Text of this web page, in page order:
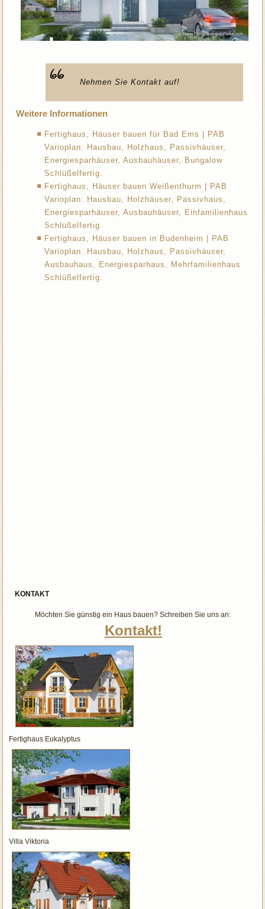
Nehmen Sie Kontakt auf!
Weitere Informationen
Fertighaus, Häuser bauen für Bad Ems | PAB
Varioplan: Hausbau, Holzhaus, Passivhäuser,
Energiesparhäuser, Ausbauhäuser, Bungalow
Schlüßelfertig.
Fertighaus, Häuser bauen Weißenthurm | PAB
Varioplan: Hausbau, Holzhäuser, Passivhaus,
Energiesparhäuser, Ausbauhäuser, Einfamilienhaus
Schlüßelfertig.
Fertighaus, Häuser bauen in Budenheim | PAB
Varioplan: Hausbau, Holzhaus, Passivhäuser,
Ausbauhaus, Energiesparhaus, Mehrfamilienhaus
Schlüßelfertig.
KONTAKT
Möchten Sie günstig ein Haus bauen? Schreiben Sie uns an:
Kontakt!
Fertighaus Eukalyptus
Villa Viktoria